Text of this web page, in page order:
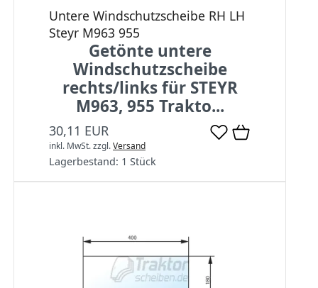
Untere Windschutzscheibe RH LH
Steyr M963 955
Getönte untere
Windschutzscheibe
rechts/links für STEYR
M963, 955 Trakto...
30,11 EUR
inkl. MwSt.zzgl.Versand
Lagerbestand: 1 Stück